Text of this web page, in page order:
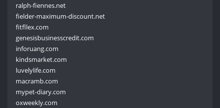
ralph-fiennes.net
fielder-maximum-discount.net
fitfllex.com
genesisbusinesscredit.com
inforuang.com
kindsmarket.com
luvelylife.com
macramb.com
mypet-diary.com
oxweekly.com